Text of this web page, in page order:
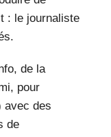
: le journaliste
de la
pour
avec des
de